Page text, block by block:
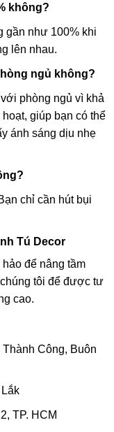
không?
gần như 100% khi
lên nhau.
ngủ không?
phòng ngủ vì khả
giúp bạn có thể
ánh sáng dịu nhẹ
chỉ cần hút bụi
Tú Decor
để nâng tầm
tôi để được tư
cao.
Công, Buôn
TP. HCM